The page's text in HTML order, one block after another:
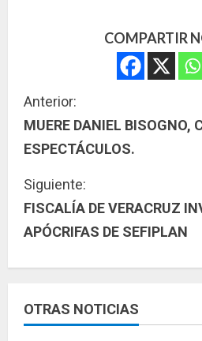
COMPARTIR
S
i
u
e
l
e
Anterior:
MUERE DANIEL BISOGNO,
ESPECTÁCULOS.
Siguiente:
FISCALÍA DE VERACRUZ
APÓCRIFAS DE SEFIPLAN
OTRAS NOTICIAS